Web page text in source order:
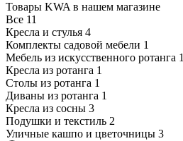
Товары KWA в нашем магазине
Все 11
Кресла и стулья 4
Комплекты садовой мебели 1
Мебель из искусственного ротанга 1
Кресла из ротанга 1
Столы из ротанга 1
Диваны из ротанга 1
Кресла из сосны 3
Подушки и текстиль 2
Уличные кашпо и цветочницы 3